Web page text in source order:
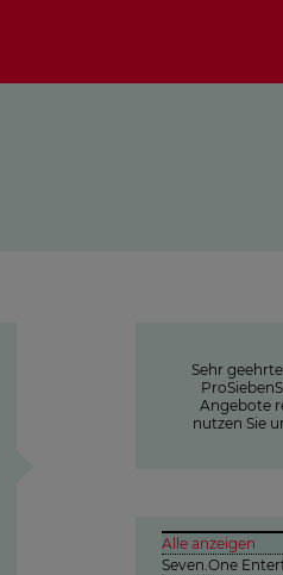
Sehr
Angebote
nutzen Sie
Alle anzeigen
Seven.One